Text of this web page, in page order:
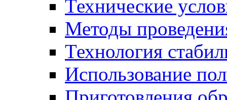
Технические
Методы
Технология
Использование